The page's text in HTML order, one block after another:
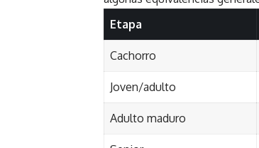
Etapa
Cachorro
Joven/adulto
Adulto maduro